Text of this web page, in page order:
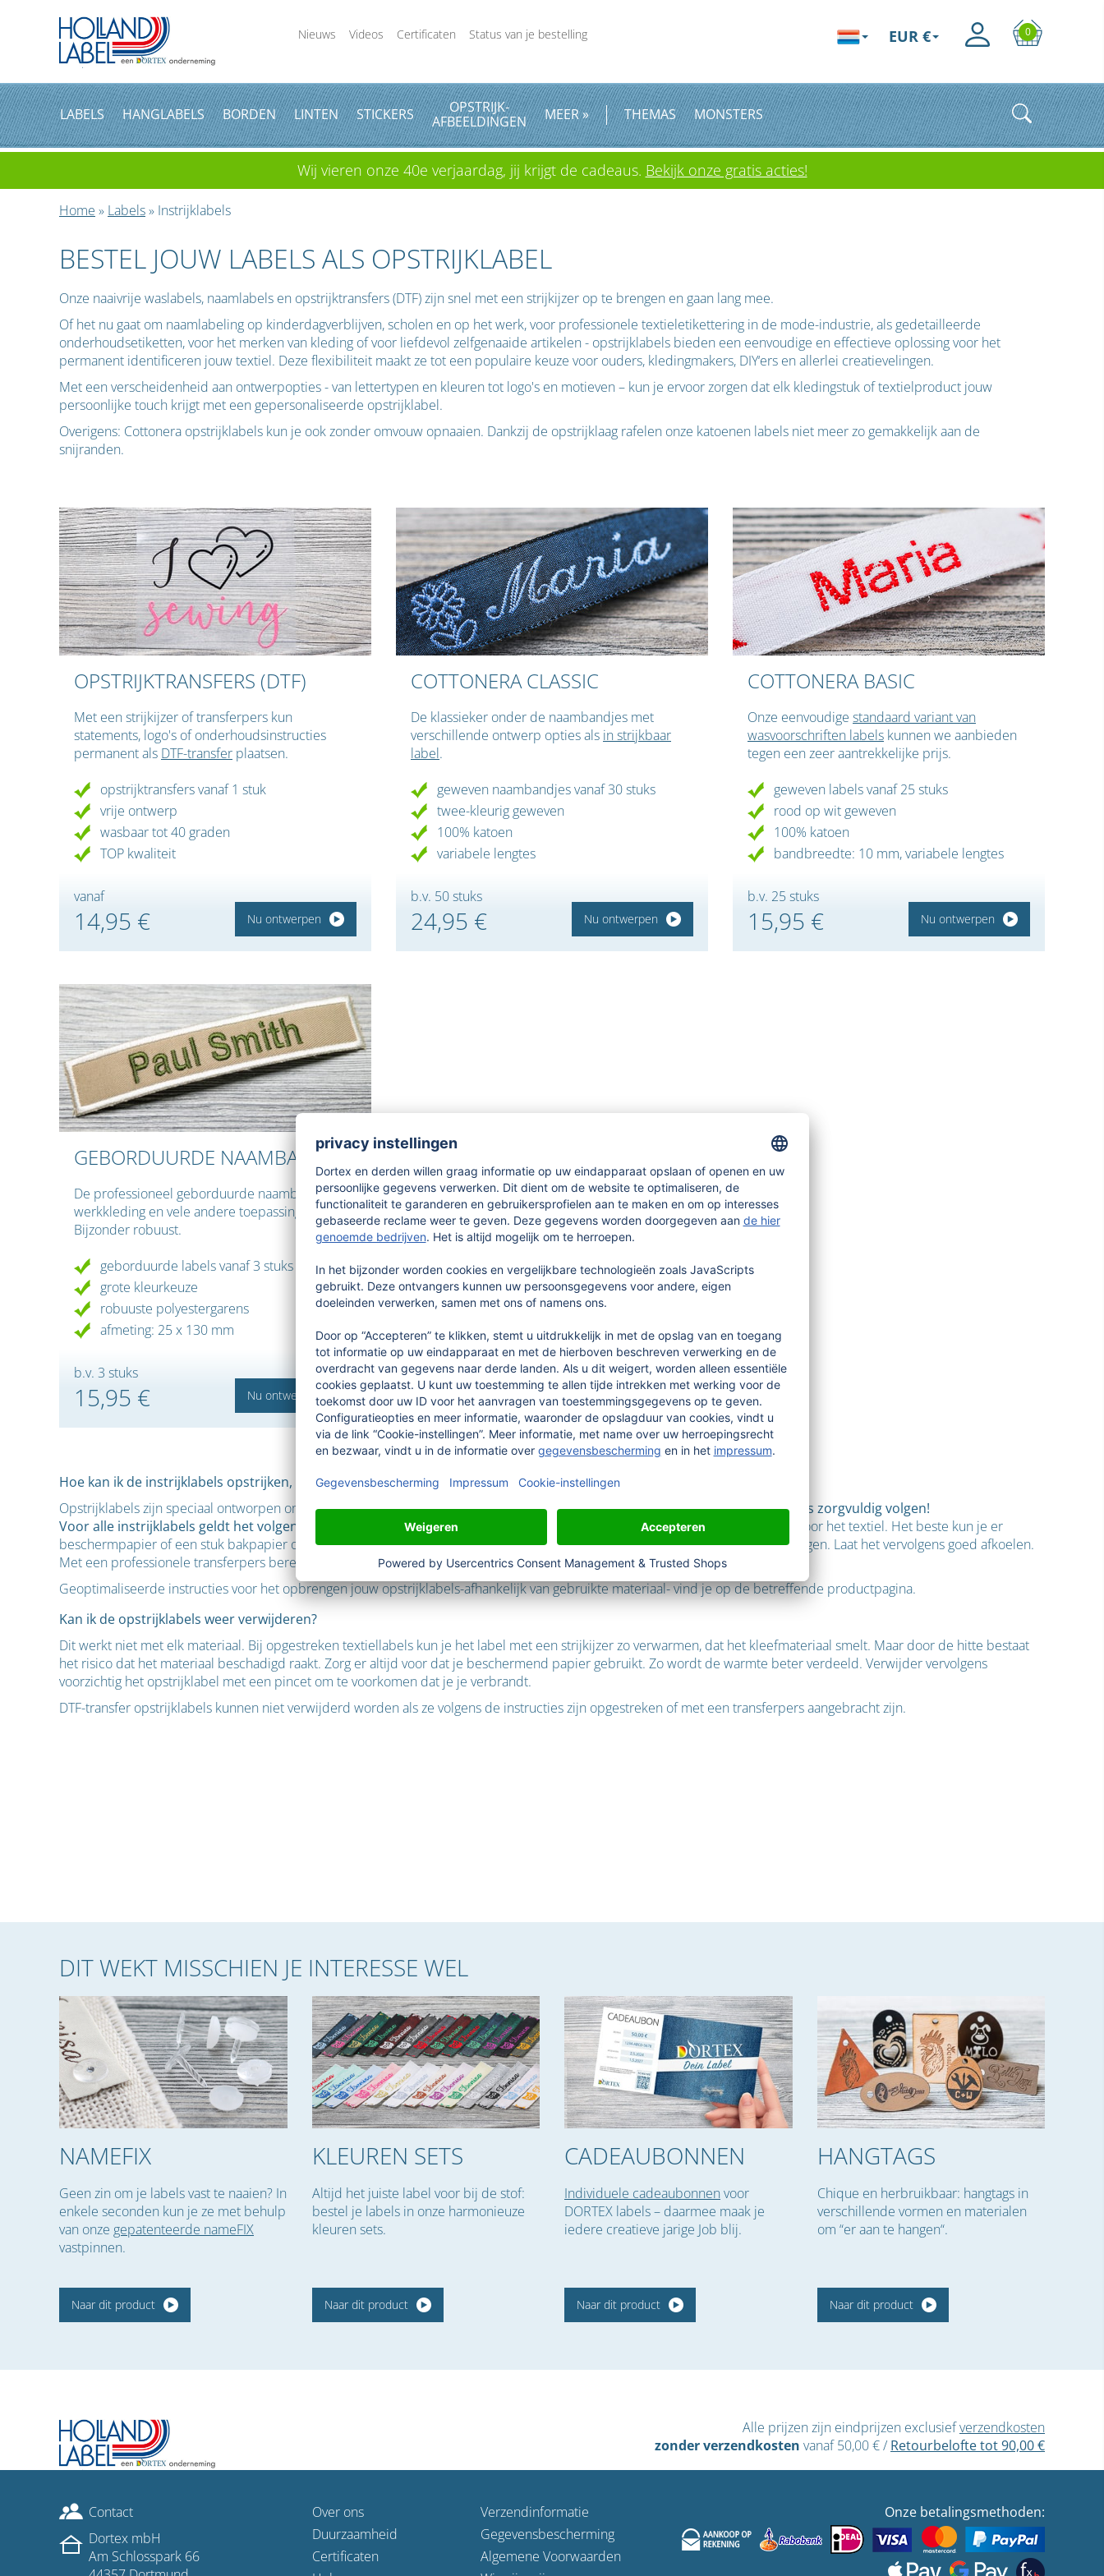
Nieuws Videos Certificaten Status van je bestelling 0
EUR €
LABELS HANGLABELS BORDEN LINTEN STICKERS OPSTRIJK-
AFBEELDINGEN
MEER » THEMAS MONSTERS
Wij vieren onze 40e verjaardag, jij krijgt de cadeaus. Bekijk onze gratis acties!
Home » Labels» Instrijklabels
BESTEL JOUW LABELS ALS OPSTRIJKLABEL
Onze naaivrije waslabels, naamlabels en opstrijktransfers (DTF) zijn snel met een strijkijzer op te brengen en gaan lang mee.
Of het nu gaat om naamlabeling op kinderdagverblijven, scholen en op het werk, voor professionele textieletikettering in de mode-industrie, als gedetailleerde
onderhoudsetiketten, voor het merken van kleding of voor liefdevol zelfgenaaide artikelen - opstrijklabels bieden een eenvoudige en effectieve oplossing voor het
permanent identificeren jouw textiel. Deze flexibiliteit maakt ze tot een populaire keuze voor ouders, kledingmakers, DIY‘ers en allerlei creatievelingen.
Met een verscheidenheid aan ontwerpopties - van lettertypen en kleuren tot logo's en motieven – kun je ervoor zorgen dat elk kledingstuk of textielproduct jouw
persoonlijke touch krijgt met een gepersonaliseerde opstrijklabel.
Overigens: Cottonera opstrijklabels kun je ook zonder omvouw opnaaien. Dankzij de opstrijklaag rafelen onze katoenen labels niet meer zo gemakkelijk aan de
snijranden.
OPSTRIJKTRANSFERS (DTF)
Met een strijkijzer of transferpers kun
statements, logo's of onderhoudsinstructies
permanent als DTF-transfer plaatsen.
opstrijktransfers vanaf 1 stuk
vrije ontwerp
wasbaar tot 40 graden
TOP kwaliteit
vanaf
14,95 € Nu ontwerpen
COTTONERA CLASSIC
De klassieker onder de naambandjes met
verschillende ontwerp opties als in strijkbaar
label.
geweven naambandjes vanaf 30 stuks
twee-kleurig geweven
100% katoen
variabele lengtes
b.v. 50 stuks
24,95 € Nu ontwerpen
COTTONERA BASIC
Onze eenvoudige standaard variant van
wasvoorschriften labels kunnen we aanbieden
tegen een zeer aantrekkelijke prijs.
geweven labels vanaf 25 stuks
rood op wit geweven
100% katoen
bandbreedte: 10 mm, variabele lengtes
b.v. 25 stuks
15,95 € Nu ontwerpen
GEBORDUURDE NAAMBADGES
De professioneel geborduurde naambadge voor
werkkleding en vele andere toepassingen.
Bijzonder robuust.
geborduurde labels vanaf 3 stuks
grote kleurkeuze
robuuste polyestergarens
afmeting: 25 x 130 mm
b.v. 3 stuks
15,95 € Nu ontwerpen
Hoe kan ik de instrijklabels opstrijken, zodat ze bij het wassen niet loslaten?
Opstrijklabels zijn speciaal ontworpen om permanent aan textiel te hechten.Om dit te laten slagen, moet je de strijkinstructies zorgvuldig volgen!
Voor alle instrijklabels geldt het volgende:
Gebruik een strijkijzer zonder stoom en stel de hoogst toegestane temperatuur in voor het textiel. Het beste kun je er
beschermpapier of een stuk bakpapier op leggen en het strijkijzer minimaal 10 seconden stevig aandrukken zonder het te bewegen. Laat het vervolgens goed afkoelen.
Met een professionele transferpers bereik je het beste resultaat.
Geoptimaliseerde instructies voor het opbrengen jouw opstrijklabels-afhankelijk van gebruikte materiaal- vind je op de betreffende productpagina.
Kan ik de opstrijklabels weer verwijderen?
Dit werkt niet met elk materiaal. Bij opgestreken textiellabels kun je het label met een strijkijzer zo verwarmen, dat het kleefmateriaal smelt. Maar door de hitte bestaat
het risico dat het materiaal beschadigd raakt. Zorg er altijd voor dat je beschermend papier gebruikt. Zo wordt de warmte beter verdeeld. Verwijder vervolgens
voorzichtig het opstrijklabel met een pincet om te voorkomen dat je je verbrandt.
DTF-transfer opstrijklabels kunnen niet verwijderd worden als ze volgens de instructies zijn opgestreken of met een transferpers aangebracht zijn.
DIT WEKT MISSCHIEN JE INTERESSE WEL
NAMEFIX
Geen zin om je labels vast te naaien? In
enkele seconden kun je ze met behulp
van onze gepatenteerde nameFIX
vastpinnen.
Naar dit product
KLEUREN SETS
Altijd het juiste label voor bij de stof:
bestel je labels in onze harmonieuze
kleuren sets.
Naar dit product
CADEAU­BONNEN
Individuele cadeaubonnen voor
DORTEX labels – daarmee maak je
iedere creatieve jarige Job blij.
Naar dit product
HANGTAGS
Chique en herbruikbaar: hangtags in
verschillende vormen en materialen
om “er aan te hangen“.
Naar dit product
Alle prijzen zijn eindprijzen exclusiefverzendkosten
zonder verzendkosten vanaf 50,00 €/ Retourbelofte tot 90,00 €
Contact
Dortex mbH
Am Schlosspark 66
Over ons
Duurzaamheid
Certificaten
Verzendinformatie
Gegevensbescherming
Algemene Voorwaarden
Onze betalingsmethoden: